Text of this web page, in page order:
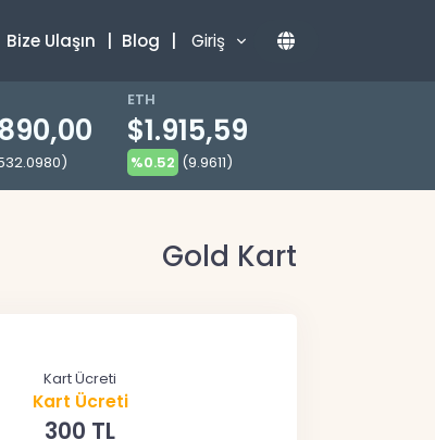
Bize Ulaşın | Blog | Giriş
ETH
$1.915,59
%0.52 (9.9611)
Gold Kart
Kart Ücreti
Kart Ücreti
300 TL